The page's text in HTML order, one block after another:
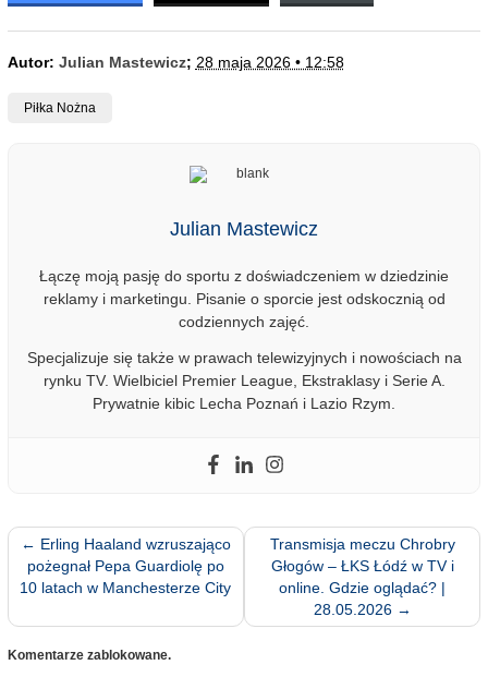
Autor: Julian Mastewicz; 28 maja 2026 • 12:58
Piłka Nożna
Julian Mastewicz
Łączę moją pasję do sportu z doświadczeniem w dziedzinie
reklamy i marketingu. Pisanie o sporcie jest odskocznią od
codziennych zajęć.
Specjalizuje się także w prawach telewizyjnych i nowościach na
rynku TV. Wielbiciel Premier League, Ekstraklasy i Serie A.
Prywatnie kibic Lecha Poznań i Lazio Rzym.
← Erling Haaland wzruszająco
pożegnał Pepa Guardiolę po
10 latach w Manchesterze City
Transmisja meczu Chrobry
Głogów – ŁKS Łódź w TV i
online. Gdzie oglądać? |
28.05.2026 →
Komentarze zablokowane.